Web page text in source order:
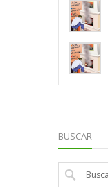
BUSCAR